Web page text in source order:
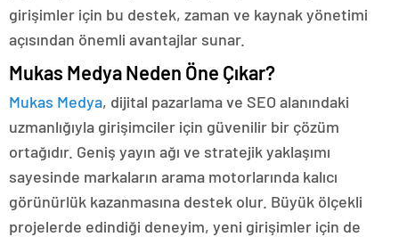
girişimler için bu destek, zaman ve kaynak yönetimi
açısından önemli avantajlar sunar.
Mukas Medya Neden Öne Çıkar?
Mukas Medya, dijital pazarlama ve SEO alanındaki
uzmanlığıyla girişimciler için güvenilir bir çözüm
ortağıdır. Geniş yayın ağı ve stratejik yaklaşımı
sayesinde markaların arama motorlarında kalıcı
görünürlük kazanmasına destek olur. Büyük ölçekli
projelerde edindiği deneyim, yeni girişimler için de